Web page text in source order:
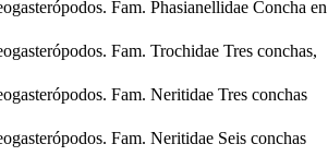
Fam. Phasianellidae Concha en
Fam. Trochidae Tres conchas,
Fam. Neritidae Tres conchas
Fam. Neritidae Seis conchas